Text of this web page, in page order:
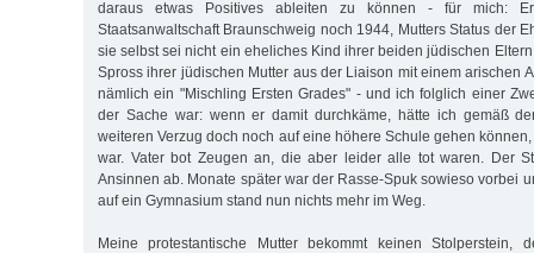
daraus etwas Positives ableiten zu können - für mich:
Staatsanwaltschaft Braunschweig noch 1944, Mutters Status der
sie selbst sei nicht ein eheliches Kind ihrer beiden jüdischen
Spross ihrer jüdischen Mutter aus der Liaison mit einem arischen
nämlich ein "Mischling Ersten Grades" - und ich folglich einer
der Sache war: wenn er damit durchkäme, hätte ich gemäß
weiteren Verzug doch noch auf eine höhere Schule gehen
war. Vater bot Zeugen an, die aber leider alle tot waren. Der
Ansinnen ab. Monate später war der Rasse-Spuk sowieso vorbei
auf ein Gymnasium stand nun nichts mehr im Weg.
Meine protestantische Mutter bekommt keinen Stolperstein,